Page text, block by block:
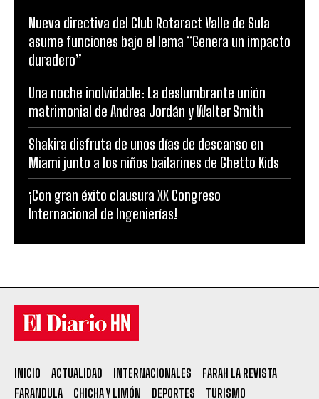
Nueva directiva del Club Rotaract Valle de Sula
asume funciones bajo el lema “Genera un impacto
duradero”
Una noche inolvidable: La deslumbrante unión
matrimonial de Andrea Jordán y Walter Smith
Shakira disfruta de unos días de descanso en
Miami junto a los niños bailarines de Ghetto Kids
¡Con gran éxito clausura XX Congreso
Internacional de Ingenierías!
INICIO ACTUALIDAD INTERNACIONALES
FARAH LA REVISTA
FARANDULA
CHICHA Y LIMÓN DEPORTES TURISMO